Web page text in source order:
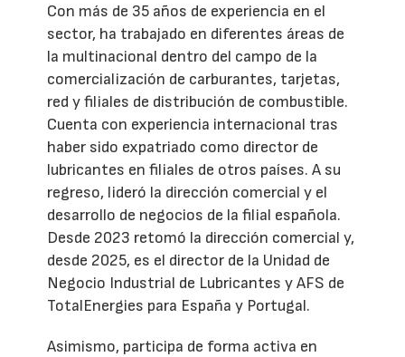
Con más de 35 años de experiencia en el
sector, ha trabajado en diferentes áreas de
la multinacional dentro del campo de la
comercialización de carburantes, tarjetas,
red y filiales de distribución de combustible.
Cuenta con experiencia internacional tras
haber sido expatriado como director de
lubricantes en filiales de otros países. A su
regreso, lideró la dirección comercial y el
desarrollo de negocios de la filial española.
Desde 2023 retomó la dirección comercial y,
desde 2025, es el director de la Unidad de
Negocio Industrial de Lubricantes y AFS de
TotalEnergies para España y Portugal.
Asimismo, participa de forma activa en